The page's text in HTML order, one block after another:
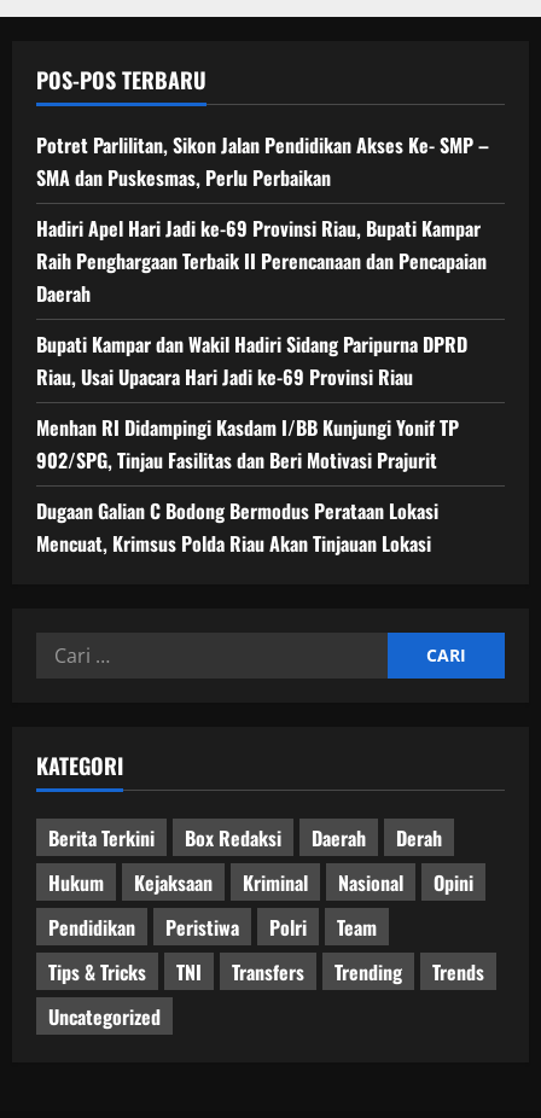
POS-POS TERBARU
Potret Parlilitan, Sikon Jalan Pendidikan Akses Ke- SMP –
SMA dan Puskesmas, Perlu Perbaikan
Hadiri Apel Hari Jadi ke-69 Provinsi Riau, Bupati Kampar
Raih Penghargaan Terbaik II Perencanaan dan Pencapaian
Daerah
Bupati Kampar dan Wakil Hadiri Sidang Paripurna DPRD
Riau, Usai Upacara Hari Jadi ke-69 Provinsi Riau
Menhan RI Didampingi Kasdam I/BB Kunjungi Yonif TP
902/SPG, Tinjau Fasilitas dan Beri Motivasi Prajurit
Dugaan Galian C Bodong Bermodus Perataan Lokasi
Mencuat, Krimsus Polda Riau Akan Tinjauan Lokasi
Cari
KATEGORI
Berita Terkini Box Redaksi Daerah
Derah
Hukum
Kejaksaan Kriminal Nasional
Opini
Pendidikan
Peristiwa Polri
Team
Tips & Tricks
TNI Transfers Trending
Trends
Uncategorized